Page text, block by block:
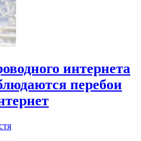
интернета
перебои